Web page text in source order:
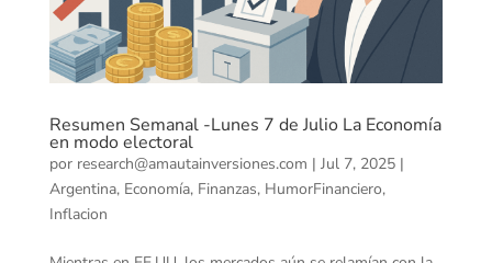
Resumen Semanal -Lunes 7 de Julio La Economía
en modo electoral
por research@amautainversiones.com | Jul 7, 2025|
Argentina, Economía, Finanzas, HumorFinanciero,
Inflacion